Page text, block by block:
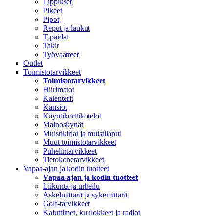
Lippikset
Pikeet
Pipot
Reput ja laukut
T-paidat
Takit
Työvaatteet
Outlet
Toimistotarvikkeet
Toimistotarvikkeet
Hiirimatot
Kalenterit
Kansiot
Käyntikorttikotelot
Mainoskynät
Muistikirjat ja muistilaput
Muut toimistotarvikkeet
Puhelintarvikkeet
Tietokonetarvikkeet
Vapaa-ajan ja kodin tuotteet
Vapaa-ajan ja kodin tuotteet
Liikunta ja urheilu
Askelmittarit ja sykemittarit
Golf-tarvikkeet
Kaiuttimet, kuulokkeet ja radiot